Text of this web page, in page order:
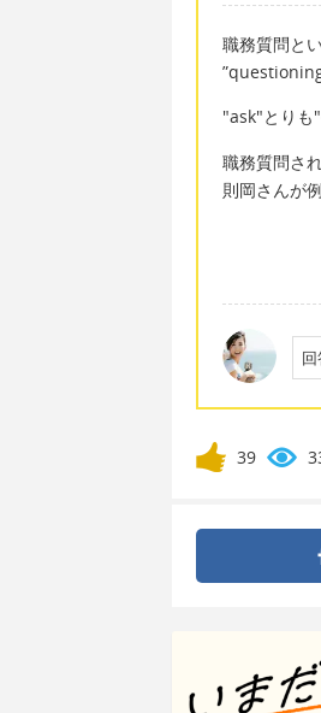
職務質問と
"ask"とりも
職務質問さ
則岡さんが
39